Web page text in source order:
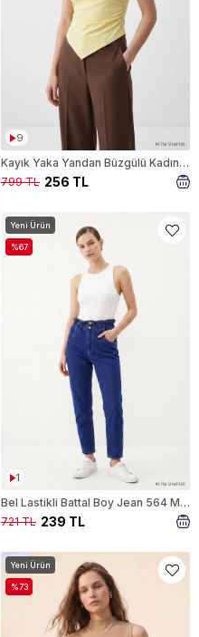
9
Kayık Yaka Yandan Büzgülü Kadın Bluz 0459 Sarı
256 TL
799 TL
1
Bel Lastikli Battal Boy Jean 564 Mavi
239 TL
721 TL
Yeni Ürün
%67
Yeni Ürün
%73